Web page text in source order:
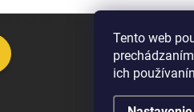
Tento web
ich